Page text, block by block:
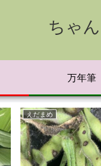
ちゃ
万年筆
えだまめ